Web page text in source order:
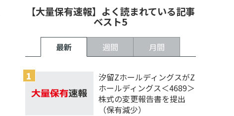
【大量保有速報】よく読まれている記事
ベスト5
最新 週間 月間
汐留ZホールディングスがZ
ホールディングス＜4689＞
株式の変更報告書を提出
（保有減少）